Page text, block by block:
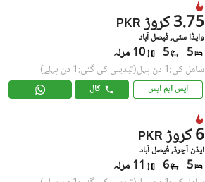
PKR 3.75 کروڑ
واپڈا سٹی, فیصل آباد
5
5 10 مرلہ
شامل کی:1 دن پہل (تبدیلی کی گئی:1 دن پہلے)
ایس ایم ایس کال
PKR 6 کروڑ
ایڈن آچرڈ, فیصل آباد
5
6 11 مرلہ